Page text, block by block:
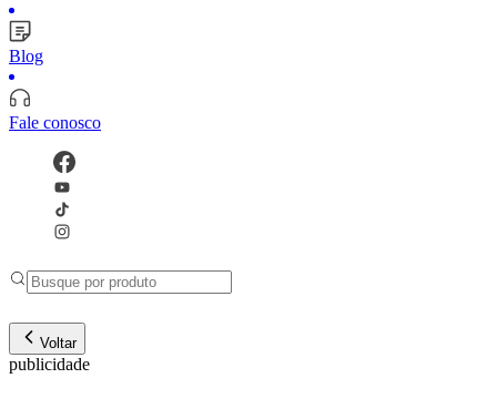
Blog
Fale conosco
Voltar
publicidade